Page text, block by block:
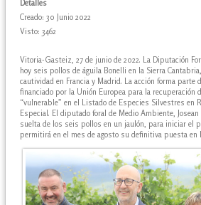
Detalles
Creado: 30 Junio 2022
Visto: 3462
Vitoria-Gasteiz, 27 de junio de 2022. La Diputación
hoy seis pollos de águila Bonelli en la Sierra
cautividad en Francia y Madrid. La acción forma parte
financiado por la Unión Europea para la recuperación
“vulnerable” en el Listado de Especies Silvestres en
Especial. El diputado foral de Medio Ambiente,
suelta de los seis pollos en un jaulón, para iniciar el
permitirá en el mes de agosto su definitiva puesta en